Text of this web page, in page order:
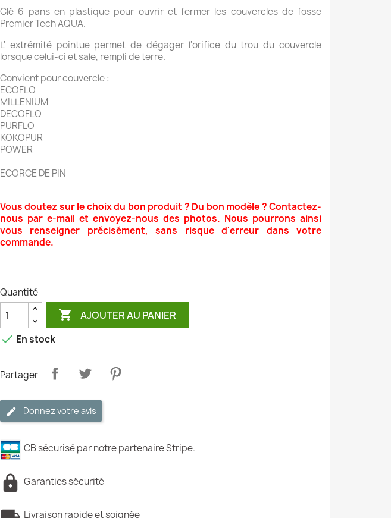
Clé 6 pans en plastique pour ouvrir et fermer les couvercles de fosse
Premier Tech AQUA.
L' extrémité pointue permet de dégager l'orifice du trou du couvercle
lorsque celui-ci et sale, rempli de terre.
Convient pour couvercle :
ECOFLO
MILLENIUM
DECOFLO
PURFLO
KOKOPUR
POWER
ECORCE DE PIN
Vous doutez sur le choix du bon produit ? Du bon modèle ? Contactez-
nous par e-mail et envoyez-nous des photos. Nous pourrons ainsi
vous renseigner précisément, sans risque d'erreur dans votre
commande.
Quantité
 AJOUTER AU PANIER
 En stock
Partager
Donnez votre avis
CB sécurisé par notre partenaire Stripe.
Garanties sécurité
Livraison rapide et soignée